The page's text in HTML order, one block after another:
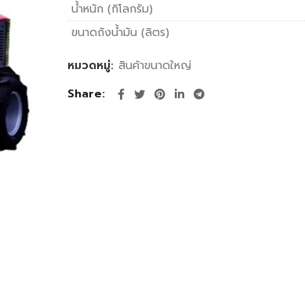
น้ำหนัก (กิโลกรัม)
ขนาดถังน้ำมัน (ลิตร)
หมวดหมู่: สินค้าขนาดใหญ่
Share